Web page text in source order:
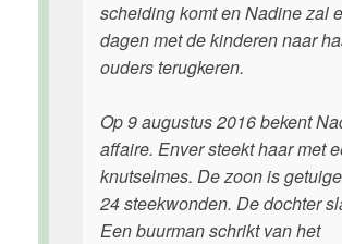
scheiding komt en Nadine zal
dagen met de kinderen naar
ouders terugkeren.
Op 9 augustus 2016 bekent
affaire. Enver steekt haar met
knutselmes. De zoon is
24 steekwonden. De dochter
Een buurman schrikt van het